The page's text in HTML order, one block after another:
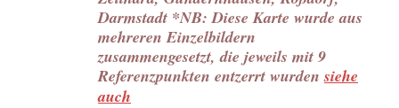
Darmstadt *NB: Diese Karte wurde aus
mehreren Einzelbildern
zusammengesetzt, die jeweils mit 9
Referenzpunkten entzerrt wurdensiehe
auch